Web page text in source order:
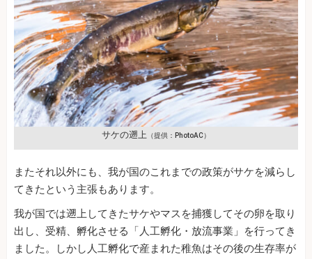
サケの遡上 （提供：PhotoAC）
またそれ以外にも、我が国のこれまでの政策がサケを減らし
てきたという主張もあります。
我が国では遡上してきたサケやマスを捕獲してその卵を取り
出し、受精、孵化させる「人工孵化・放流事業」を行ってき
ました。しかし人工孵化で産まれた稚魚はその後の生存率が